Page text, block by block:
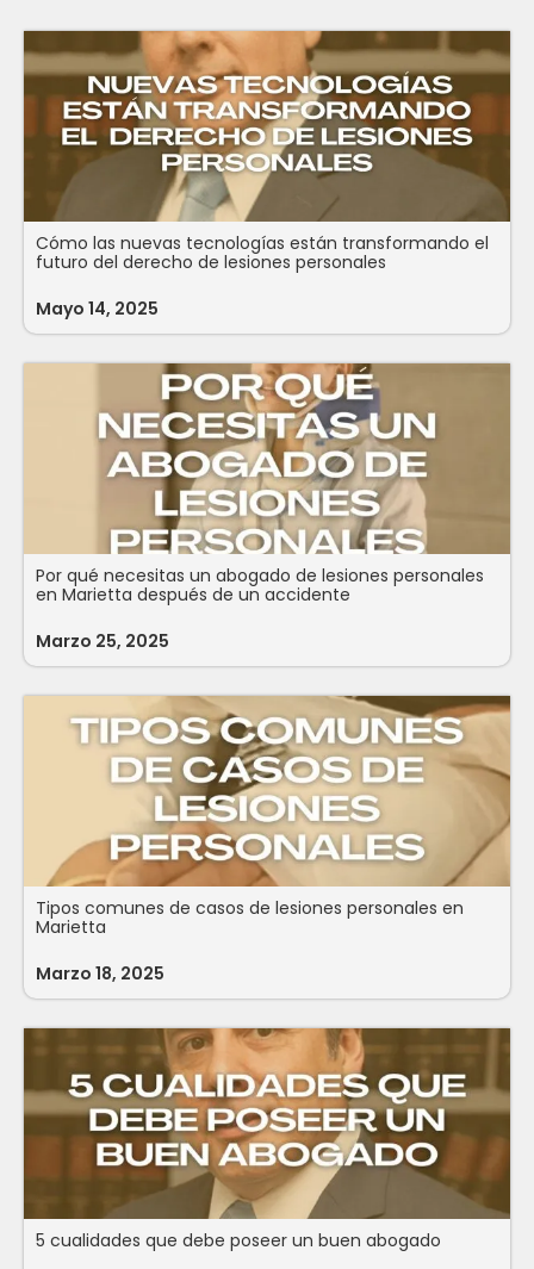
Cómo las nuevas tecnologías están transformando el
futuro del derecho de lesiones personales
Mayo 14, 2025
Por qué necesitas un abogado de lesiones personales
en Marietta después de un accidente
Marzo 25, 2025
Tipos comunes de casos de lesiones personales en
Marietta
Marzo 18, 2025
5 cualidades que debe poseer un buen abogado